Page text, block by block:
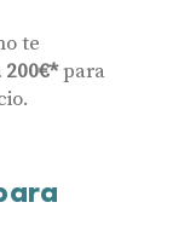
te
para